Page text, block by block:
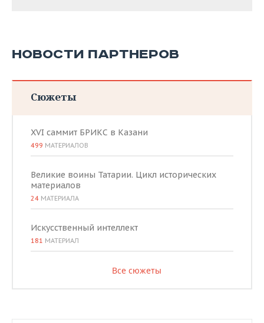
НОВОСТИ ПАРТНЕРОВ
Сюжеты
XVI саммит БРИКС в Казани
499 МАТЕРИАЛОВ
Великие воины Татарии. Цикл исторических
материалов
24 МАТЕРИАЛА
Искусственный интеллект
181 МАТЕРИАЛ
Все сюжеты